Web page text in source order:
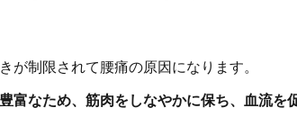
が制限されて腰痛の原因になります。
富なため、筋肉をしなやかに保ち、血流を